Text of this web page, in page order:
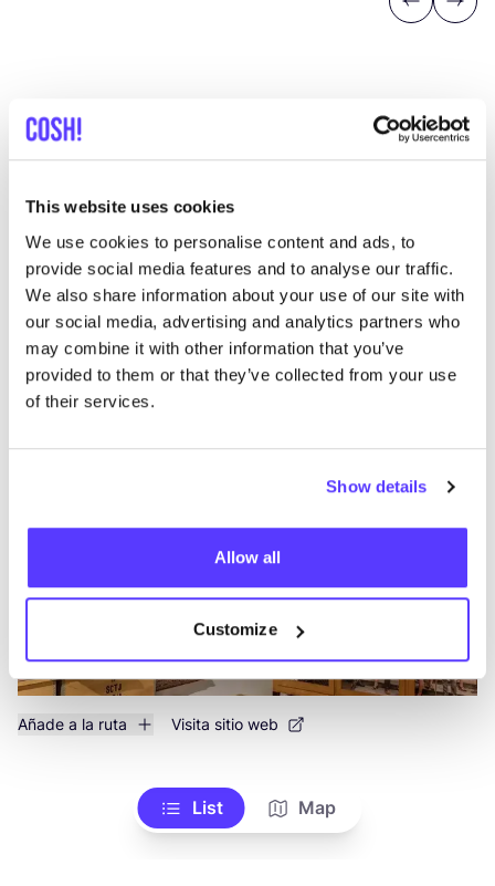
This website uses cookies
We use cookies to personalise content and ads, to
provide social media features and to analyse our traffic.
We also share information about your use of our site with
our social media, advertising and analytics partners who
may combine it with other information that you’ve
provided to them or that they’ve collected from your use
of their services.
Show details
Allow all
Customize
Previous
Next
Descubra dónde comprar
Muestra todas las 1 tiendas
Urban Bozz | Betty Bozz
Houtmarkt 164, Breda
Añade a la ruta Visita sitio web
List Map